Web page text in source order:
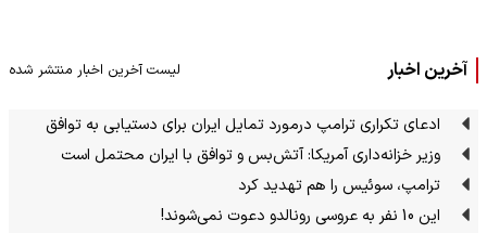
آخرین اخبار لیست آخرین اخبار منتشر شده
ادعای تکراری ترامپ درمورد تمایل ایران برای دستیابی به توافق
وزیر خزانه‌داری آمریکا: آتش‌بس و توافق با ایران محتمل است
ترامپ، سوئیس را هم تهدید کرد
این 10 نفر به عروسی رونالدو دعوت نمی‌شوند!